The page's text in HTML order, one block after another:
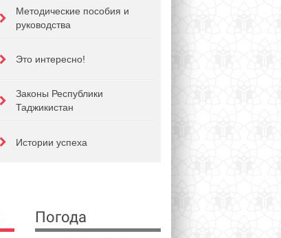
Методические пособия и
руководства
Это интересно!
Законы Республики
Таджикистан
Истории успеха
Погода